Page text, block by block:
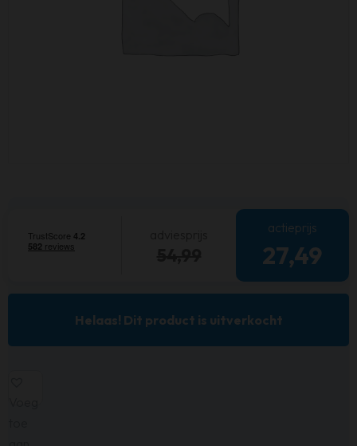
actieprijs
27,49
Helaas! Dit product is uitverkocht